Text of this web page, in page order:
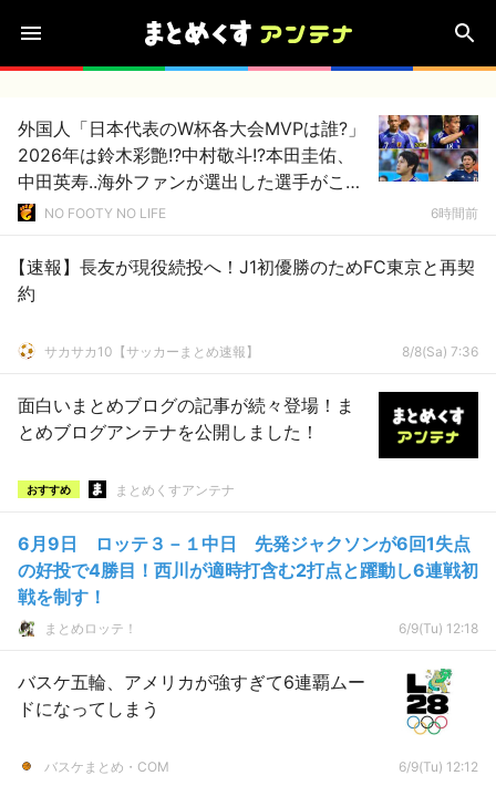
外国人「日本代表のW杯各大会MVPは誰?」
2026年は鈴木彩艶!?中村敬斗!?本田圭佑、
中田英寿..海外ファンが選出した選手がこ
れ！【海外の反応】
NO FOOTY NO LIFE 6時間前
【速報】長友が現役続投へ！J1初優勝のためFC東京と再契
約
サカサカ10【サッカーまとめ速報】 8/8(Sa) 7:36
面白いまとめブログの記事が続々登場！ま
とめブログアンテナを公開しました！
おすすめ まとめくすアンテナ
6月9日 ロッテ３－１中日 先発ジャクソンが6回1失点
の好投で4勝目！西川が適時打含む2打点と躍動し6連戦初
戦を制す！
まとめロッテ！ 6/9(Tu) 12:18
バスケ五輪、アメリカが強すぎて6連覇ムー
ドになってしまう
バスケまとめ・COM 6/9(Tu) 12:12